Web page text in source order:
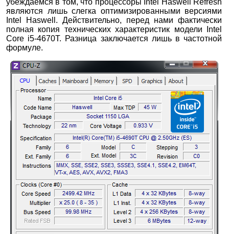
являются лишь слегка оптимизированными версиями
Intel Haswell. Действительно, перед нами фактически
полная копия технических характеристик модели Intel
Core i5-4670T. Разница заключается лишь в частотной
формуле.